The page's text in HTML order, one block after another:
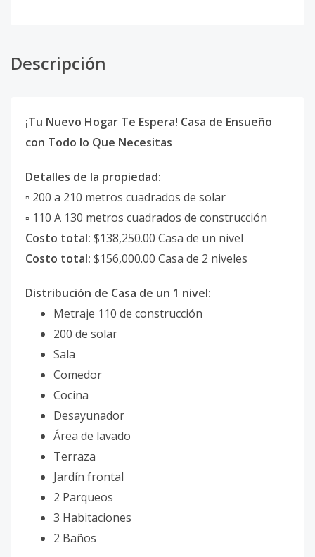
Descripción
¡Tu Nuevo Hogar Te Espera! Casa de Ensueño
con Todo lo Que Necesitas
Detalles de la propiedad:
▫ 200 a 210 metros cuadrados de solar
▫ 110 A 130 metros cuadrados de construcción
Costo total: $138,250.00 Casa de un nivel
Costo total: $156,000.00 Casa de 2 niveles
Distribución de Casa de un 1 nivel:
Metraje 110 de construcción
200 de solar
Sala
Comedor
Cocina
Desayunador
Área de lavado
Terraza
Jardín frontal
2 Parqueos
3 Habitaciones
2 Baños